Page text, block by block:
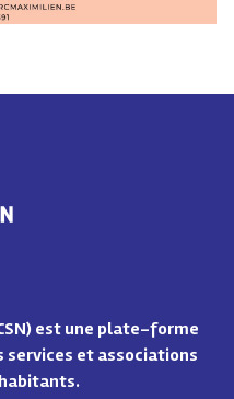
est une plate-forme
services et associations